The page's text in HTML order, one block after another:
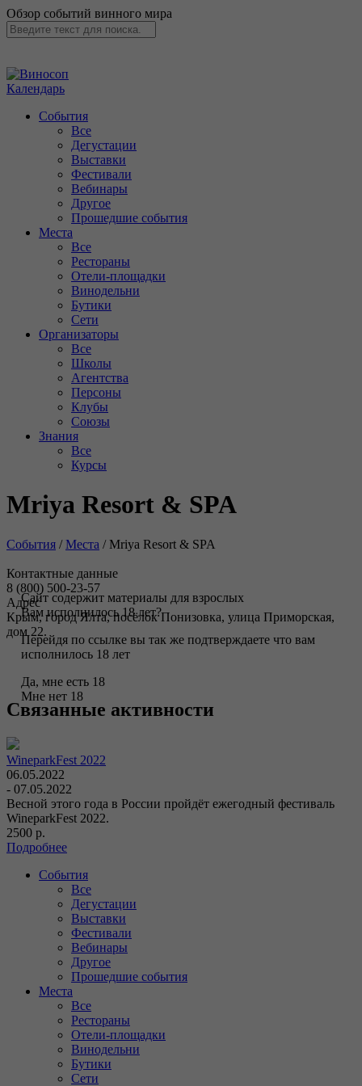
Обзор событий винного мира
Календарь
События
Все
Дегустации
Выставки
Фестивали
Вебинары
Другое
Прошедшие события
Места
Все
Рестораны
Отели-площадки
Винодельни
Бутики
Сети
Организаторы
Все
Школы
Агентства
Персоны
Клубы
Союзы
Знания
Все
Курсы
Mriya Resort & SPA
События /Места /Mriya Resort & SPA
Контактные данные
8 (800) 500-23-57
Адрес
Крым, город Ялта, посёлок Понизовка, улица Приморская,
дом 22.
Связанные активности
WineparkFest 2022
06.05.2022
- 07.05.2022
Весной этого года в России пройдёт ежегодный фестиваль
WineparkFest 2022.
2500 р.
Подробнее
События
Все
Дегустации
Выставки
Фестивали
Вебинары
Другое
Прошедшие события
Места
Все
Рестораны
Отели-площадки
Винодельни
Бутики
Сети
Сайт содержит материалы для взрослых
Вам исполнилось 18 лет?
Перейдя по ссылке вы так же подтверждаете что вам
исполнилось 18 лет
Да, мне есть 18
Мне нет 18